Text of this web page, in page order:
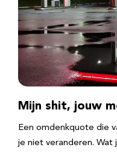
Mijn shit, jouw
Een omdenkquote die
je niet veranderen. Wat